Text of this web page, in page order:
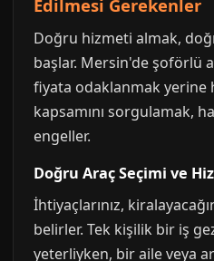
Edilmesi Gerekenler
Doğru hizmeti almak,
başlar. Mersin'de şoförlü
fiyata odaklanmak yerine
kapsamını sorgulamak,
engeller.
Doğru Araç Seçimi ve
İhtiyaçlarınız,
belirler. Tek kişilik bir iş
yeterliyken, bir aile veya